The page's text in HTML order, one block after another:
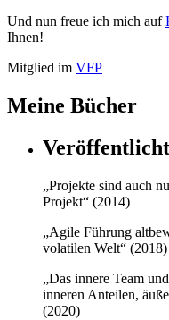
Und nun freue ich mich auf
Ihnen!
Mitglied im VFP
Meine Bücher
Veröffentlicht
„Projekte sind auch
Projekt“ (2014)
„Agile Führung
volatilen Welt“ (2018)
„Das innere Team
inneren Anteilen,
(2020)